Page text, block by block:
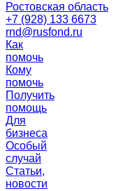
Ростовская область
+7 (928) 133 6673
rnd@rusfond.ru
Как
помочь
Кому
помочь
Получить
помощь
Для
бизнеса
Особый
случай
Статьи,
новости